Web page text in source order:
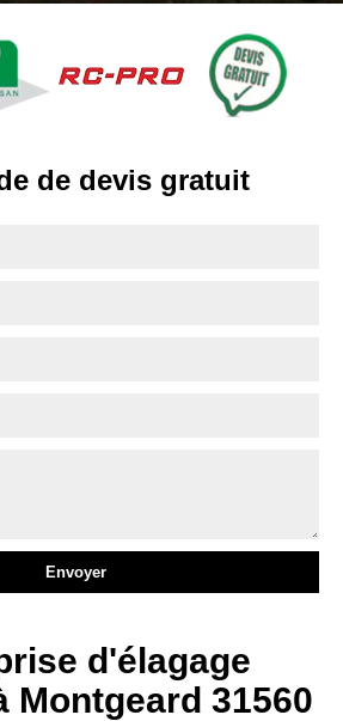
de devis gratuit
d'élagage
Montgeard 31560